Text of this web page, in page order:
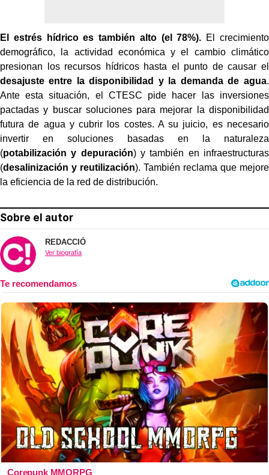
El estrés hídrico es también alto (el 78%). El crecimiento
demográfico, la actividad económica y el cambio climático
presionan los recursos hídricos hasta el punto de causar el
desajuste entre la disponibilidad y la demanda de agua.
Ante esta situación, el CTESC pide hacer las inversiones
pactadas y buscar soluciones para mejorar la disponibilidad
futura de agua y cubrir los costes. A su juicio, es necesario
invertir en soluciones basadas en la naturaleza
(potabilización y depuración) y también en infraestructuras
(desalinización y reutilización). También reclama que mejore
la eficiencia de la red de distribución.
Sobre el autor
REDACCIÓ
Ver biografía
Corepunk MMORPG